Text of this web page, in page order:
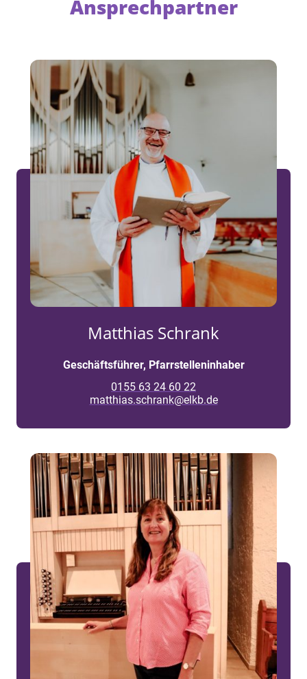
Ansprechpartner
Matthias Schrank
Geschäftsführer, Pfarrstelleninhaber
0155 63 24 60 22
matthias.schrank@elkb.de